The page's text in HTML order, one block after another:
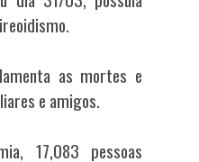
as mortes e
e amigos.
17,083 pessoas